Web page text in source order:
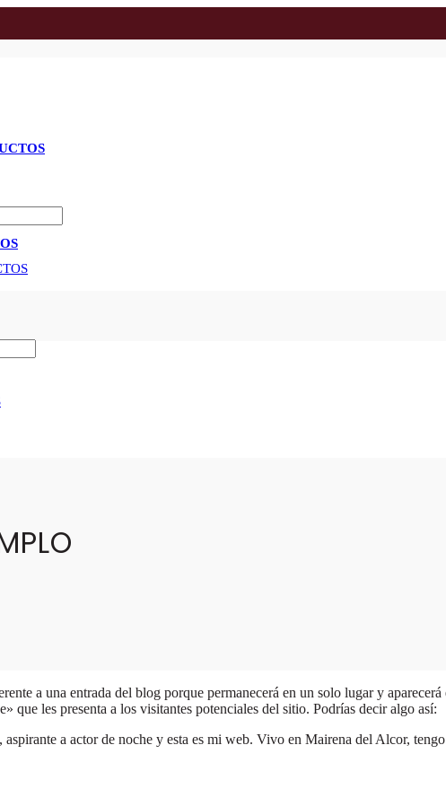
a una entrada del blog porque permanecerá en un solo lugar y
que les presenta a los visitantes potenciales del sitio. Podrías decir algo así:
a actor de noche y esta es mi web. Vivo en Mairena del Alcor,